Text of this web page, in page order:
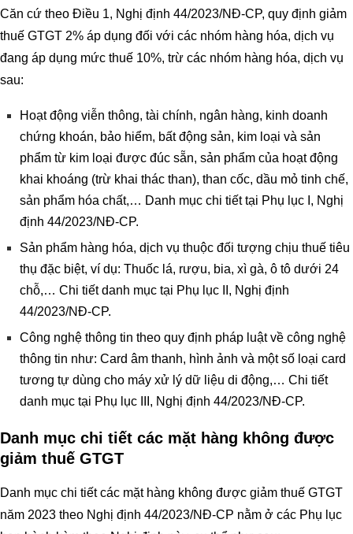
Căn cứ theo Điều 1, Nghị định 44/2023/NĐ-CP, quy định giảm
thuế GTGT 2% áp dụng đối với các nhóm hàng hóa, dịch vụ
đang áp dụng mức thuế 10%, trừ các nhóm hàng hóa, dịch vụ
sau:
Hoạt động viễn thông, tài chính, ngân hàng, kinh doanh
chứng khoán, bảo hiểm, bất động sản, kim loại và sản
phẩm từ kim loại được đúc sẵn, sản phẩm của hoạt động
khai khoáng (trừ khai thác than), than cốc, dầu mỏ tinh chế,
sản phẩm hóa chất,… Danh mục chi tiết tại Phụ lục I, Nghị
định 44/2023/NĐ-CP.
Sản phẩm hàng hóa, dịch vụ thuộc đối tượng chịu thuế tiêu
thụ đặc biệt, ví dụ: Thuốc lá, rượu, bia, xì gà, ô tô dưới 24
chỗ,… Chi tiết danh mục tại Phụ lục II, Nghị định
44/2023/NĐ-CP.
Công nghệ thông tin theo quy định pháp luật về công nghệ
thông tin như: Card âm thanh, hình ảnh và một số loại card
tương tự dùng cho máy xử lý dữ liệu di động,… Chi tiết
danh mục tại Phụ lục III, Nghị định 44/2023/NĐ-CP.
Danh mục chi tiết các mặt hàng không được
giảm thuế GTGT
Danh mục chi tiết các mặt hàng không được giảm thuế GTGT
năm 2023 theo Nghị định 44/2023/NĐ-CP nằm ở các Phụ lục